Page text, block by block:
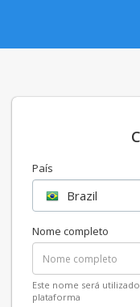
País
Brazil
Nome completo
Este nome será
plataforma